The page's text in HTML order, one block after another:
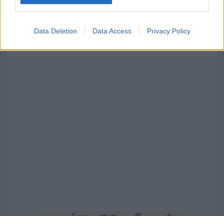
Data Deletion Data Access Privacy Policy